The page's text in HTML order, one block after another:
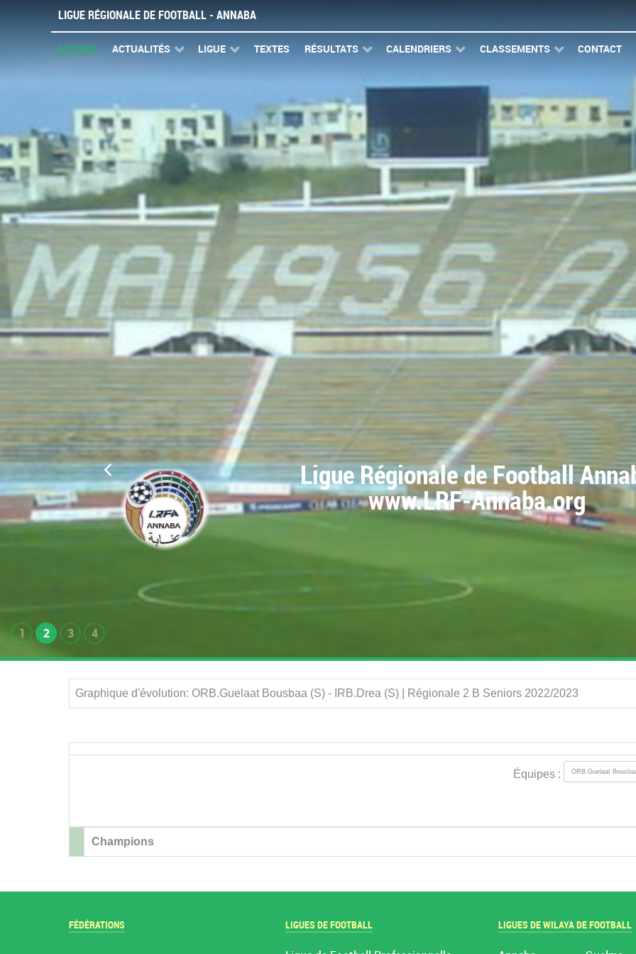
LIGUE RÉGIONALE DE FOOTBALL - ANNABA
ACCUEIL ACTUALITÉS LIGUE TEXTES RÉSULTATS CALENDRIERS CLASSEMENTS CONTACT
Ligue Régionale de Football
www.LRF-Annaba.org
1 2 3 4
Graphique d'évolution: ORB.Guelaat Bousbaa (S) - IRB.Drea (S) | Régionale 2 B Seniors 2022/2023
Équipes :
Champions
FÉDÉRATIONS LIGUES DE FOOTBALL LIGUES DE WILAYA DE FOOTBALL